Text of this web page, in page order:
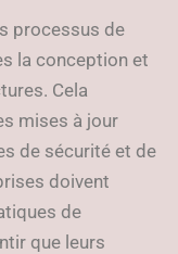
processus de
la conception et
Cela
mises à jour
de sécurité et de
doivent
de
que leurs